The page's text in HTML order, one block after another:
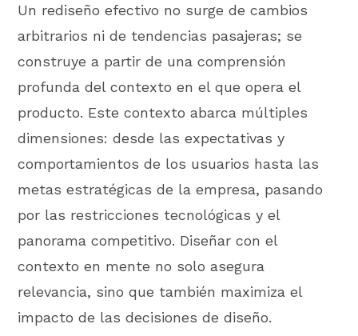
Un rediseño efectivo no surge de cambios
arbitrarios ni de tendencias pasajeras; se
construye a partir de una comprensión
profunda del contexto en el que opera el
producto. Este contexto abarca múltiples
dimensiones: desde las expectativas y
comportamientos de los usuarios hasta las
metas estratégicas de la empresa, pasando
por las restricciones tecnológicas y el
panorama competitivo. Diseñar con el
contexto en mente no solo asegura
relevancia, sino que también maximiza el
impacto de las decisiones de diseño.